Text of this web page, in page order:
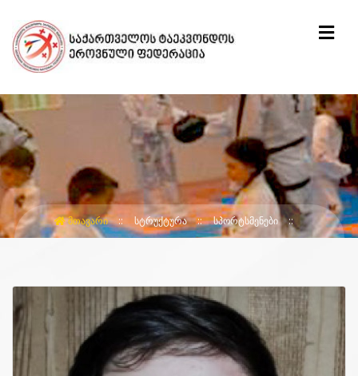
ᲛᲗᲐᲕᲐᲠᲘ ᲡᲢᲠᲣᲥᲢᲣᲠᲐ ᲡᲞᲝᲠᲢᲡᲛᲔᲜᲔᲑᲘ